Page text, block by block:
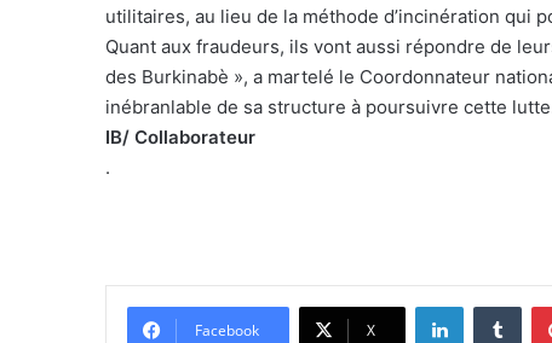
utilitaires, au lieu de la méthode d’incinération qui
Quant aux fraudeurs, ils vont aussi répondre de
des Burkinabè », a martelé le Coordonnateur
inébranlable de sa structure à poursuivre cette
IB/ Collaborateur
.
Facebook X